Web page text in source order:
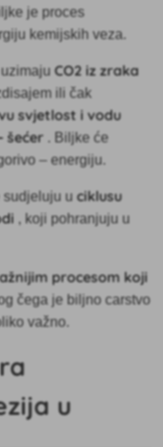
je proces
kemijskih veza.
CO2 iz zraka
ili čak
svjetlost i vodu
šećer . Biljke će
– energiju.
sudjeluju u ciklusu
, koji pohranjuju u
procesom koji
čega je biljno carstvo
važno.
u